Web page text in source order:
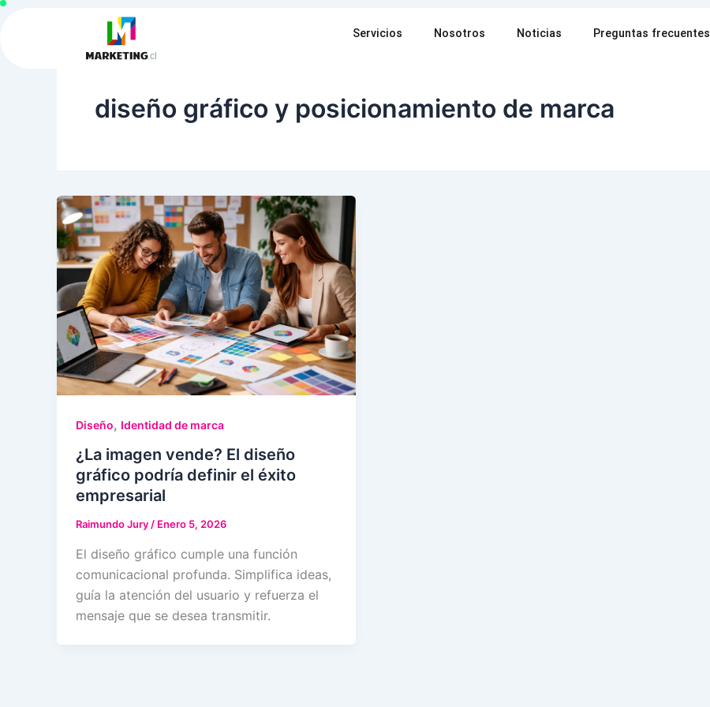
Ir
Servicios Nosotros Noticias Preguntas frecuentes
diseño gráfico y posicionamiento de marca
Diseño, Identidad de marca
¿La imagen vende? El diseño
gráfico podría definir el éxito
empresarial
Raimundo Jury/ Enero 5, 2026
El diseño gráfico cumple una función
comunicacional profunda. Simplifica ideas,
guía la atención del usuario y refuerza el
mensaje que se desea transmitir.